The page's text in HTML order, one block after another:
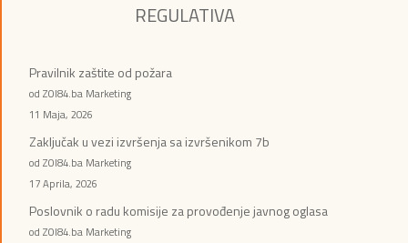
REGULATIVA
Pravilnik zaštite od požara
od ZOI84.ba Marketing
11 Maja, 2026
Zaključak u vezi izvršenja sa izvršenikom 7b
od ZOI84.ba Marketing
17 Aprila, 2026
Poslovnik o radu komisije za provođenje javnog oglasa
od ZOI84.ba Marketing